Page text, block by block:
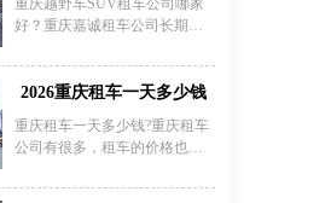
重庆越野车SUV租车公司哪家
好？重庆嘉诚租车公司长期专
田陆地巡洋舰、三菱越野黑金
刚、三菱帕杰罗、大众途观、
霸、长丰猎豹、陆地巡洋舰、
丰田新霸道、三菱猎豹、勇
2026重庆租车一天多少钱？重庆租车价格
重庆租车一天多少钱?重庆租车
公司有很多，租车的价格也不
价格有以下几种：大巴车，包